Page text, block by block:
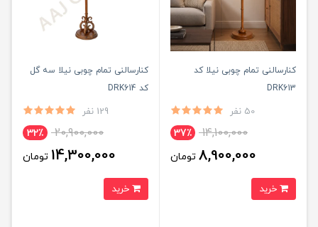
کنارسالنی تمام چوبی نیلا کد
DRK613
50 نفر
14,100,000 37٪
8,900,000 تومان
کنارسالنی تمام چوبی نیلا سه گل
کد DRK614
129 نفر
20,900,000 32٪
14,300,000 تومان